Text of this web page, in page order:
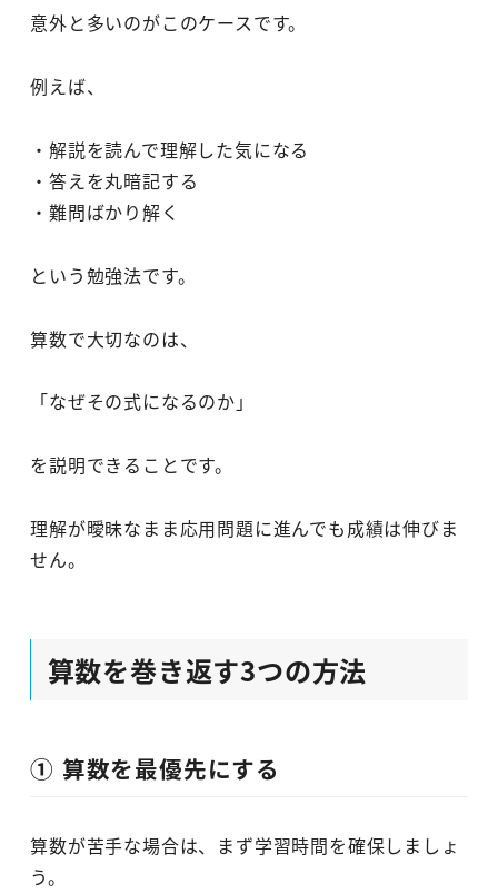
意外と多いのがこのケースです。
例えば、
・解説を読んで理解した気になる
・答えを丸暗記する
・難問ばかり解く
という勉強法です。
算数で大切なのは、
「なぜその式になるのか」
を説明できることです。
理解が曖昧なまま応用問題に進んでも成績は伸びま
せん。
算数を巻き返す3つの方法
① 算数を最優先にする
算数が苦手な場合は、まず学習時間を確保しましょ
う。